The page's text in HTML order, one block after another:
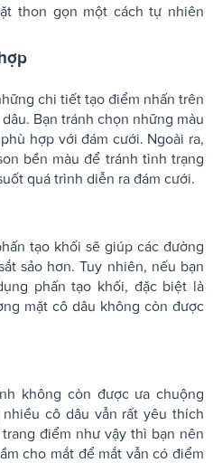
thon gọn một cách tự nhiên
chi tiết tạo điểm nhấn trên
Bạn tránh chọn những màu
hợp với đám cưới. Ngoài ra,
bền màu để tránh tình trạng
quá trình diễn ra đám cưới.
tạo khối sẽ giúp các đường
sảo hơn. Tuy nhiên, nếu bạn
phấn tạo khối, đặc biệt là
mặt cô dâu không còn được
không còn được ưa chuộng
cô dâu vẫn rất yêu thích
điểm như vậy thì bạn nên
cho mắt để mắt vẫn có điểm